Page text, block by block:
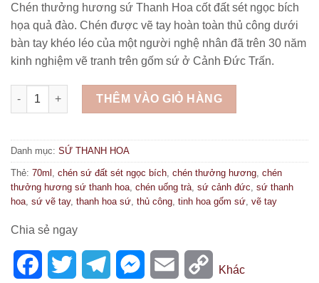
Chén thưởng hương sứ Thanh Hoa cốt đất sét ngọc bích
họa quả đào. Chén được vẽ tay hoàn toàn thủ công dưới
bàn tay khéo léo của một người nghệ nhân đã trên 30 năm
kinh nghiệm vẽ tranh trên gốm sứ ở Cảnh Đức Trấn.
CHÉN THƯỞNG HƯƠNG SỨ THANH HOA VẼ ĐÀO số lượng
THÊM VÀO GIỎ HÀNG
Danh mục: SỨ THANH HOA
Thẻ: 70ml chén sứ đất sét ngọc bích chén thưởng hương chén
thưởng hương sứ thanh hoa chén uống trà sứ cảnh đức sứ thanh
hoa sứ vẽ tay, thanh hoa sứ thủ công tinh hoa gốm sứ vẽ tay
Chia sẻ ngay
FacebookTwitter TelegramMessenger
Email Copy
Khác